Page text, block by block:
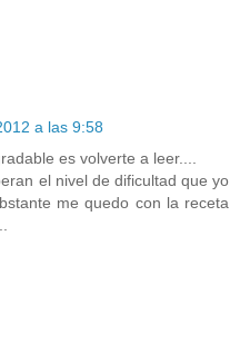
a las 9:58
es volverte a leer....
el nivel de dificultad que yo
me quedo con la receta